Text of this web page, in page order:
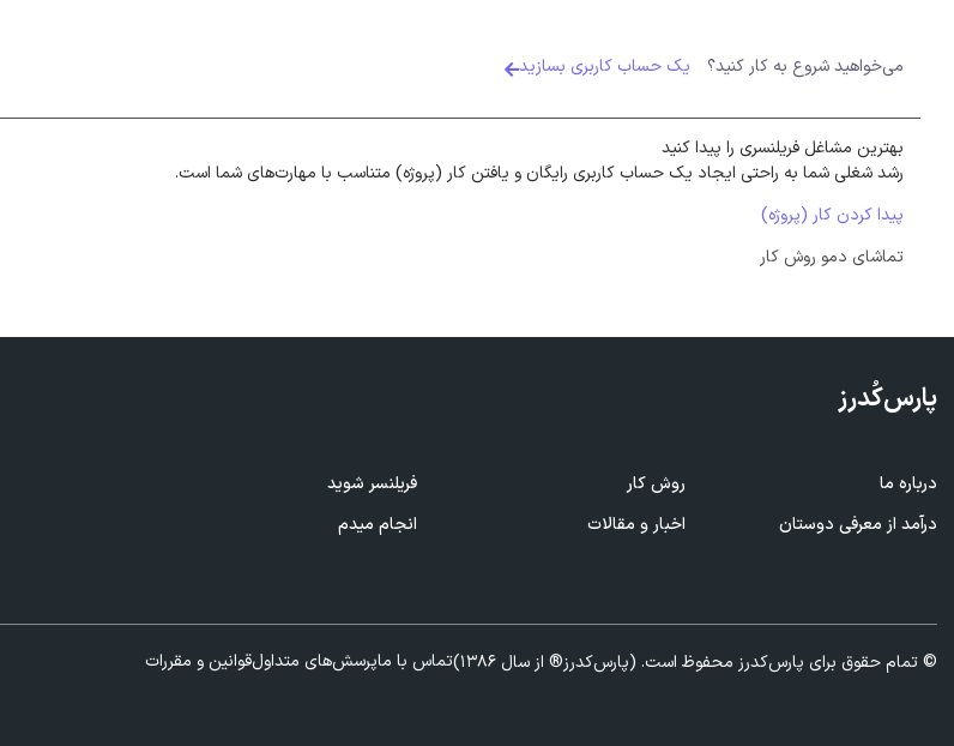
می‌خواهید شروع به کار کنید؟ یک حساب کاربری بسازید
بهترین مشاغل فریلنسری را پیدا کنید
رشد شغلی شما به راحتی ایجاد یک حساب کاربری رایگان و یافتن کار (پروژه) متناسب با مهارت‌های شما است.
پیدا کردن کار (پروژه)
تماشای دمو روش کار
پارس‌کُدرز
درباره ما روش کار
فریلنسر شوید
درآمد از معرفی دوستان اخبار و مقالات انجام میدم
© تمام حقوق برای پارس‌کدرز محفوظ است. (پارس‌کدرز® از سال 1386) تماس با ماپرسش‌های متداولقوانین و مقررات